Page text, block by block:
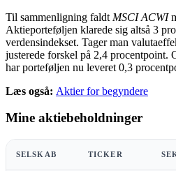
Til sammenligning faldt MSCI ACWI
Aktieporteføljen klarede sig altså 3
verdensindekset. Tager man
justerede forskel på 2,4 procentpoint.
har porteføljen nu leveret 0,3
Læs også: Aktier for begyndere
Mine aktiebeholdninger
SELSKAB TICKER